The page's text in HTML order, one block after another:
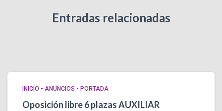
Entradas relacionadas
INICIO - ANUNCIOS - PORTADA
Oposición libre 6 plazas AUXILIAR